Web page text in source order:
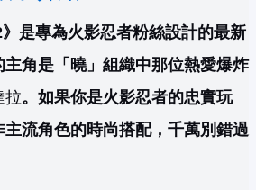
》是專為火影忍者粉絲設計的最新
角是「曉」組織中那位熱愛爆炸
拉。如果你是火影忍者的忠實玩
流角色的時尚搭配，千萬別錯過